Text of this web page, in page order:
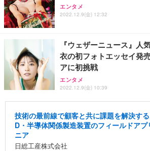
エンタメ
2022.12.9(金) 12:32
『ウェザーニュース』人
衣の初フォトエッセイ発
アに初挑戦
エンタメ
2022.12.9(金) 10:39
技術の最前線で顧客と共に課題を解決す
D・半導体関係製造装置のフィールドア
ニア
日総工産株式会社